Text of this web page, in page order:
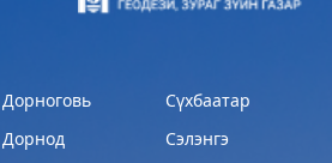
Дорноговь
Дорнод
Сүхбаатар
Сэлэнгэ